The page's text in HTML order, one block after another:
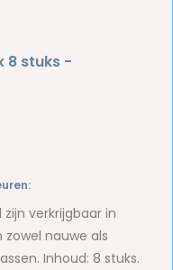
8 stuks -
verkrijgbaar in
nauwe als
Inhoud: 8 stuks.